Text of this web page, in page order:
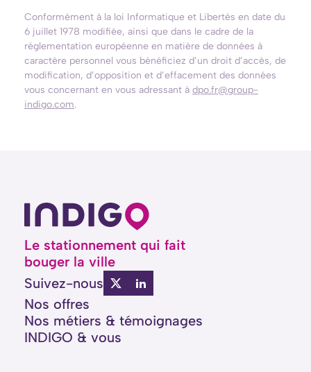
Conformément à la loi Informatique et Libertés en date du
6 juillet 1978 modifiée, ainsi que dans le cadre de la
réglementation européenne en matière de données à
caractère personnel vous bénéficiez d’un droit d’accès, de
modification, d’opposition et d’effacement des données
vous concernant en vous adressant à dpo.fr@group-
indigo.com.
Suivez-nous
Nos offres
Nos métiers & témoignages
INDIGO & vous
Le stationnement qui fait
bouger la ville